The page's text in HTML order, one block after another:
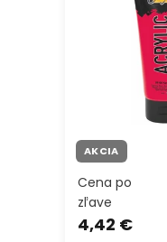
AKCIA
Cena po
zľave
4,42 €